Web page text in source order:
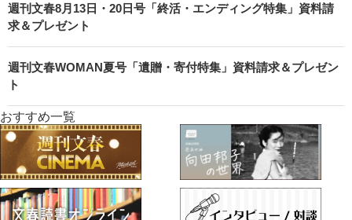
週刊文春8月13日・20日号「終活・エンディング特集」資料請
求＆プレゼント
週刊文春WOMAN夏号「遺贈・寄付特集」資料請求＆プレゼン
ト
おすすめ一覧